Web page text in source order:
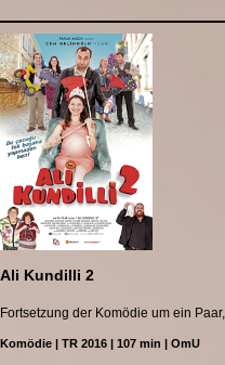
Ali Kundilli 2
Fortsetzung der Komödie um ein
Komödie | TR 2016 | 107 min | OmU